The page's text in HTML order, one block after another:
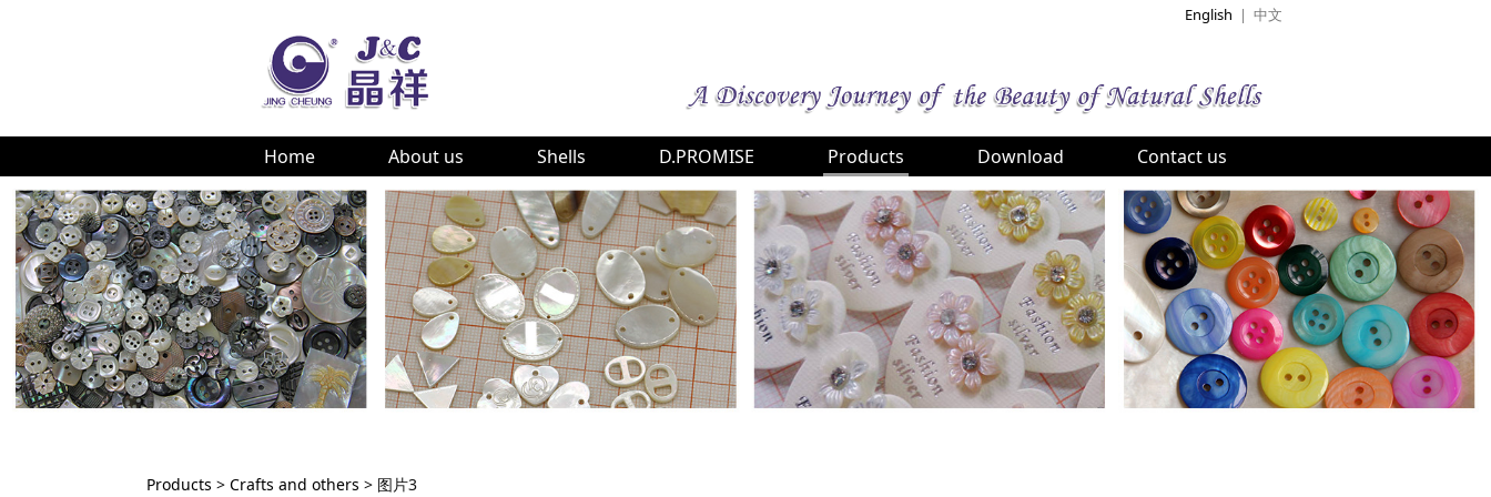
Home About us Shells D.PROMISE Products Download Contact us
English | 中文
Products > Crafts and others > 图片3